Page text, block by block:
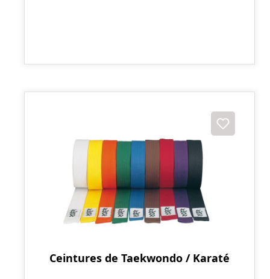
Ceintures de Taekwondo / Karaté